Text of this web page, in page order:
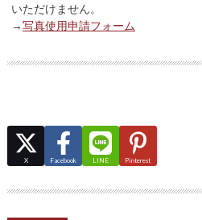
いただけません。
→写真使用申請フォーム
X Facebook LINE Pinterest